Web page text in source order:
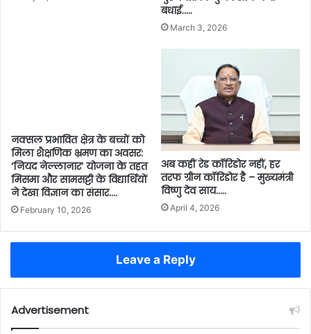
बधाई…..
March 3, 2026
नक्सल प्रभावित क्षेत्र के बच्चों को
मिला शैक्षणिक भ्रमण का अवसर:
‘नियद नेल्लानार’ योजना के तहत
मिसमा और सामसट्टी के विद्यार्थियों
ने देखा विज्ञान का संसार….
February 10, 2026
अब कहीं रेड कॉरिडोर नहीं, हर
तरफ ग्रीन कॉरिडोर है – मुख्यमंत्री
विष्णु देव साय…..
April 4, 2026
Leave a Reply
Advertisement